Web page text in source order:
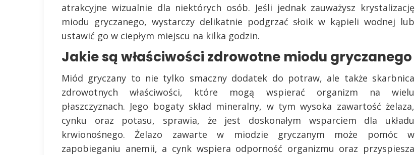
atrakcyjne wizualnie dla niektórych osób. Jeśli jednak zauważysz krystalizację
miodu gryczanego, wystarczy delikatnie podgrzać słoik w kąpieli wodnej lub
ustawić go w ciepłym miejscu na kilka godzin.
Jakie są właściwości zdrowotne miodu gryczanego
Miód gryczany to nie tylko smaczny dodatek do potraw, ale także skarbnica
zdrowotnych właściwości, które mogą wspierać organizm na wielu
płaszczyznach. Jego bogaty skład mineralny, w tym wysoka zawartość żelaza,
cynku oraz potasu, sprawia, że jest doskonałym wsparciem dla układu
krwionośnego. Żelazo zawarte w miodzie gryczanym może pomóc w
zapobieganiu anemii, a cynk wspiera odporność organizmu oraz przyspiesza